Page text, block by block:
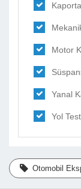
Motor
Yanal
Yol
Otomobil